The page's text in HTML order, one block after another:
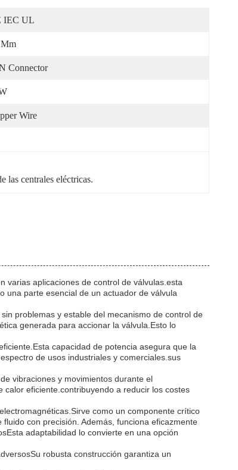
IEC UL
Connector
Wire
las centrales eléctricas.
varias aplicaciones de control de válvulas.esta
una parte esencial de un actuador de válvula
problemas y estable del mecanismo de control de
generada para accionar la válvula.Esto lo
capacidad de potencia asegura que la
de usos industriales y comerciales.sus
vibraciones y movimientos durante el
eficiente.contribuyendo a reducir los costes
como un componente crítico
con precisión. Además, funciona eficazmente
adaptabilidad lo convierte en una opción
robusta construcción garantiza un